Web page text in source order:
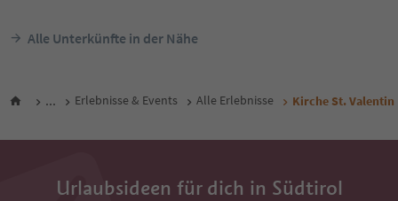
Alle Unterkünfte in der Nähe
... Erlebnisse & Events Alle Erlebnisse Kirche St. Valentin
Urlaubsideen für dich in Südtirol